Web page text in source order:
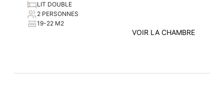
LIT DOUBLE
2 PERSONNES
19-22 M2
VOIR LA CHAMBRE